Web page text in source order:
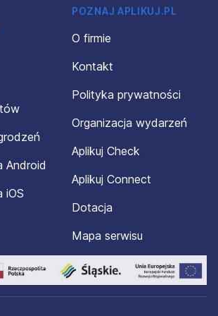
przetwarzania Twoich danych
ich sprostowania, usunięcia,
i ich przeniesienia,
zgody (w zakresie w jakim
79N; 39-200 Dębica
ul. Rudawka 80; 43-300 Bielsko-Biała
ul. Leśnianka 73; 34-300 Żywiec
Android
iOS
POZNAJ APLIKUJ.PL
O firmie
Kontakt
Polityka prywatności
Organizacja wydarzeń
Aplikuj Check
Aplikuj Connect
Dotacja
Mapa serwisu